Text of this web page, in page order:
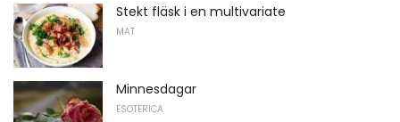
Stekt fläsk i en multivariate
MAT
Minnesdagar
ESOTERICA